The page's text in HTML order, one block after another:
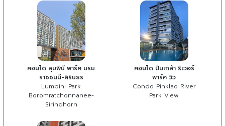
คอนโด ลุมพินี พาร์ค บรม
ราชชนนี-สิรินธร
Lumpini Park
Boromratchonnanee-
Sirindhorn
คอนโด ปิ่นเกล้า ริเวอร์
พาร์ค วิว
Condo Pinklao River
Park View